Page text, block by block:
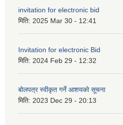
invitation for electronic bid
मिति: 2025 Mar 30 - 12:41
Invitation for electronic Bid
मिति: 2024 Feb 29 - 12:32
बोलपत्र स्वीकृत गर्ने आशयको सूचना
मिति: 2023 Dec 29 - 20:13